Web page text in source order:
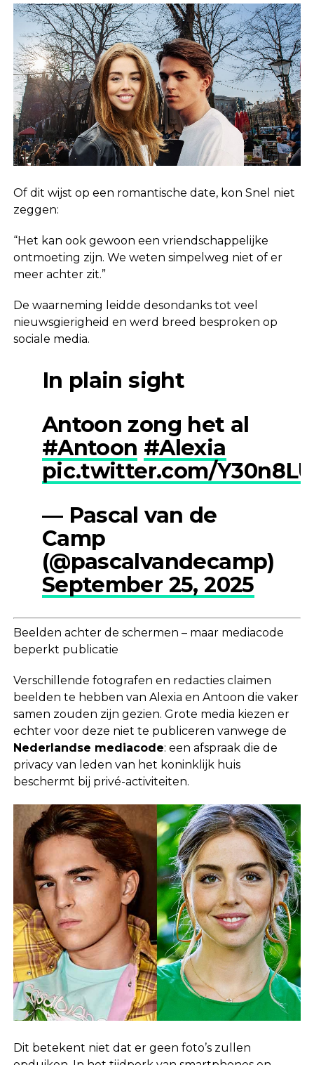
Of dit wijst op een romantische date, kon Snel niet
zeggen:
“Het kan ook gewoon een vriendschappelijke
ontmoeting zijn. We weten simpelweg niet of er
meer achter zit.”
De waarneming leidde desondanks tot veel
nieuwsgierigheid en werd breed besproken op
sociale media.
In plain sight
Antoon zong het al
#Antoon #Alexia
pic.twitter.com/
— Pascal van de
Camp
(@pascalvandecamp)
September 25, 2025
Beelden achter de schermen – maar mediacode
beperkt publicatie
Verschillende fotografen en redacties claimen
beelden te hebben van Alexia en Antoon die vaker
samen zouden zijn gezien. Grote media kiezen er
echter voor deze niet te publiceren vanwege de
Nederlandse mediacode: een afspraak die de
privacy van leden van het koninklijk huis
beschermt bij privé-activiteiten.
Dit betekent niet dat er geen foto’s zullen